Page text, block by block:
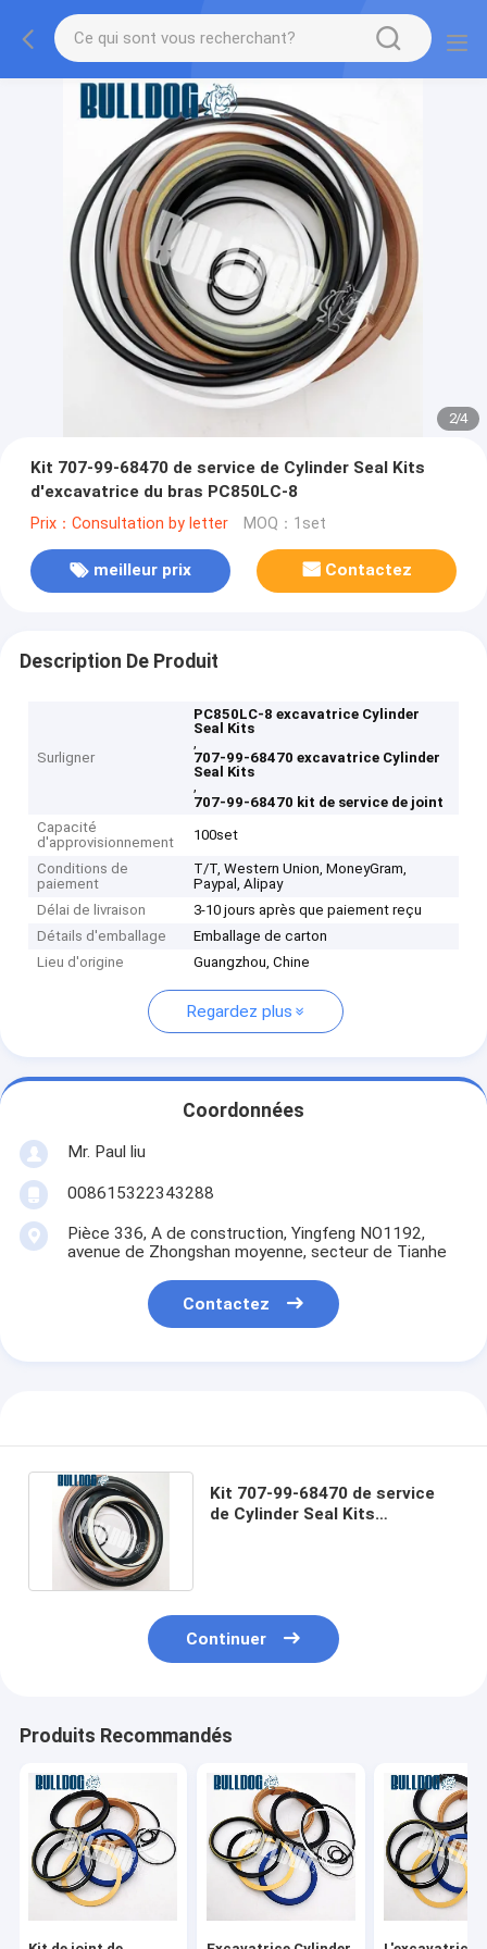
2/4
Kit 707-99-68470 de service de Cylinder Seal Kits
d'excavatrice du bras PC850LC-8
Prix：Consultation by letter MOQ：1set
meilleur prix Contactez
Description De Produit
Surligner
PC850LC-8 excavatrice Cylinder
Seal Kits
,
707-99-68470 excavatrice Cylinder
Seal Kits
,
707-99-68470 kit de service de joint
Capacité
d'approvisionnement
100set
Conditions de
paiement
T/T, Western Union, MoneyGram,
Paypal, Alipay
Délai de livraison
3-10 jours après que paiement reçu
Détails d'emballage
Emballage de carton
Lieu d'origine
Guangzhou, Chine
Regardez plus
Coordonnées
Mr. Paul liu
008615322343288
Pièce 336, A de construction, Yingfeng NO1192,
avenue de Zhongshan moyenne, secteur de Tianhe
Contactez
Kit 707-99-68470 de service
de Cylinder Seal Kits
Continuer
Produits Recommandés